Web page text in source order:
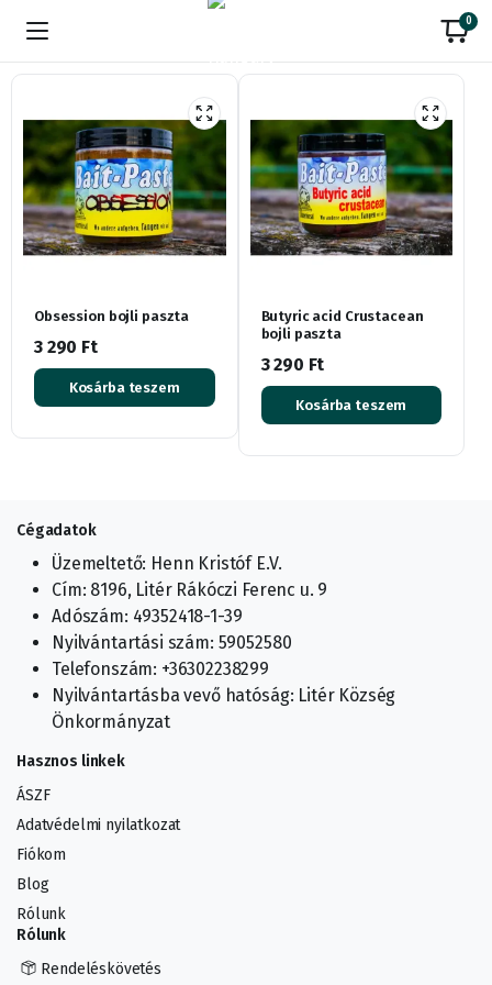
0
Obsession bojli paszta
3 290 Ft
Kosárba teszem
Butyric acid Crustacean
bojli paszta
3 290 Ft
Kosárba teszem
Cégadatok
Üzemeltető: Henn Kristóf E.V.
Cím: 8196, Litér Rákóczi Ferenc u. 9
Adószám: 49352418-1-39
Nyilvántartási szám: 59052580
Telefonszám: +36302238299
Nyilvántartásba vevő hatóság: Litér Község
Önkormányzat
Hasznos linkek
ÁSZF
Adatvédelmi nyilatkozat
Fiókom
Blog
Rólunk
Rólunk
Rendeléskövetés